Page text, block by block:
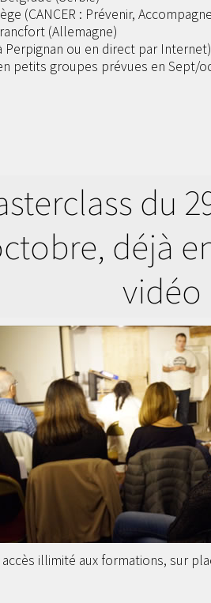
(CANCER : Prévenir,
(Allemagne)
Perpignan ou en direct par Internet)
petits groupes prévues en Sept/
du
déjà
vidéo
illimité aux formations, sur